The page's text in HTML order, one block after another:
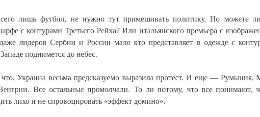
лишь футбол, не нужно тут примешивать политику. Но можете
с контурами Третьего Рейха? Или итальянского премьера с
лидеров Сербии и России мало кто представляет в одежде с
поднимется до небес.
Украина весьма предсказуемо выразила протест. И еще —
Все остальные промолчали. То ли потому, что все понимают,
лихо и не спровоцировать «эффект домино».